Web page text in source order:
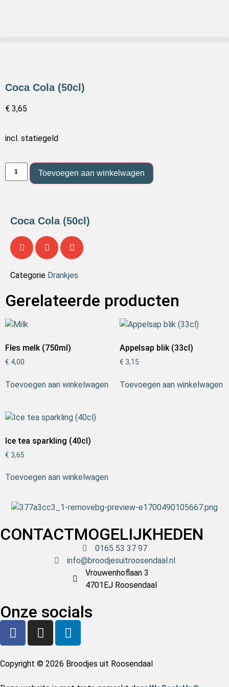
Coca Cola (50cl)
€ 3,65
incl. statiegeld
Toevoegen aan winkelwagen
Coca Cola (50cl)
Categorie Drankjes
Gerelateerde producten
Fles melk (750ml)
€ 4,00
Toevoegen aan winkelwagen
Appelsap blik (33cl)
€ 3,15
Toevoegen aan winkelwagen
Ice tea sparkling (40cl)
€ 3,65
Toevoegen aan winkelwagen
CONTACTMOGELIJKHEDEN
0165 53 37 97
info@broodjesuitroosendaal.nl
Vrouwenhoflaan 3
4701EJ Roosendaal
Onze socials
Copyright © 2026 Broodjes uit Roosendaal